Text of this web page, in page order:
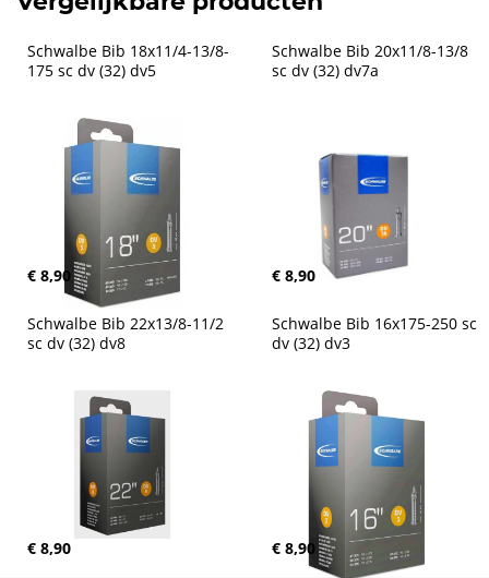
Schwalbe Bib 18x11/4-13/8-
175 sc dv (32) dv5
€ 8,90
Schwalbe Bib 20x11/8-13/8
sc dv (32) dv7a
€ 8,90
Schwalbe Bib 22x13/8-11/2
sc dv (32) dv8
€ 8,90
Schwalbe Bib 16x175-250 sc
dv (32) dv3
€ 8,90